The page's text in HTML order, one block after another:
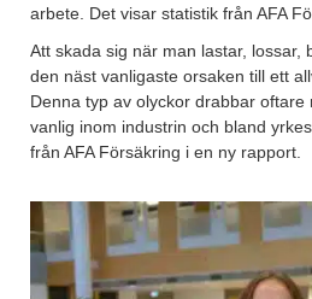
arbete. Det visar statistik från AFA
Att skada sig när man lastar, lossar,
den näst vanligaste orsaken till ett
Denna typ av olyckor drabbar
vanlig inom industrin och bland
från AFA Försäkring i en ny rapport.